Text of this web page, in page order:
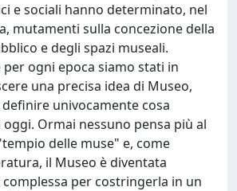
e sociali hanno determinato, nel
mutamenti sulla concezione della
e degli spazi museali.
ogni epoca siamo stati in
una precisa idea di Museo,
univocamente cosa
Ormai nessuno pensa più al
delle muse" e, come
il Museo è diventata
per costringerla in un